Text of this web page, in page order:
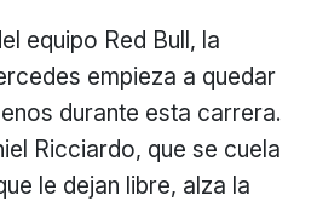
equipo Red Bull, la
empieza a quedar
durante esta carrera.
Ricciardo, que se cuela
le dejan libre, alza la